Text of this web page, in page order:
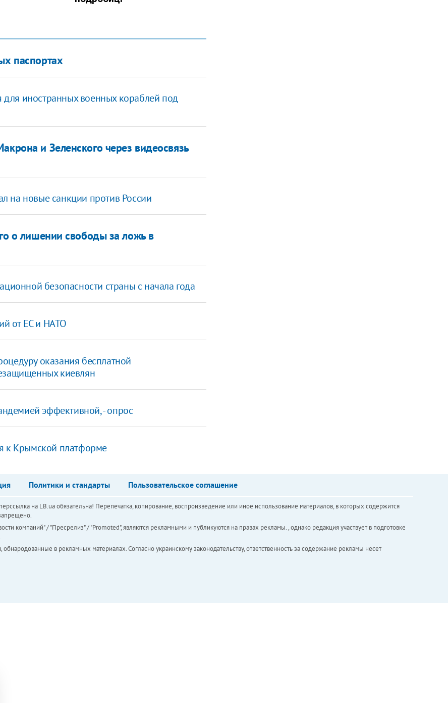
паспортах
для иностранных военных кораблей под
и Зеленского через видеосвязь
на новые санкции против России
о лишении свободы за ложь в
безопасности страны с начала года
от ЕС и НАТО
оказания бесплатной
киевлян
эффективной, - опрос
к Крымской платформе
Политики и стандарты Пользовательское соглашение
на LB.ua обязательна! Перепечатка, копирование, воспроизведение или иное использование материалов, в которых содержится
компаний" / "Пресрелиз" / "Promoted", являются рекламными и публикуются на правах рекламы. , однако редакция участвует в подготовке
в рекламных материалах. Согласно украинскому законодательству, ответственность за содержание рекламы несет